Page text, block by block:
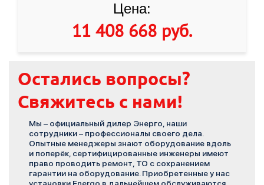
Цена:
11 408 668 руб.
Остались вопросы?
Свяжитесь с нами!
Мы – официальный дилер Энерго, наши
сотрудники – профессионалы своего дела.
Опытные менеджеры знают оборудование вдоль
и поперёк, сертифицированные инженеры имеют
право проводить ремонт, ТО с сохранением
гарантии на оборудование. Приобретенные у нас